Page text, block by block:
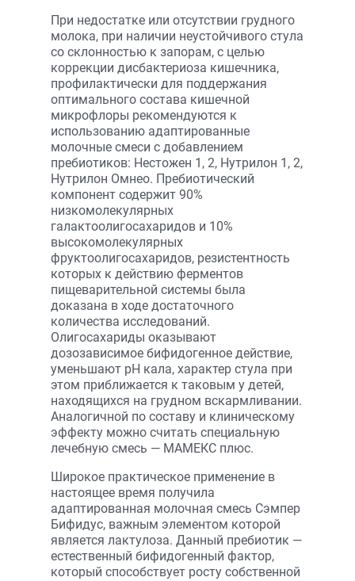
При недостатке или отсутствии грудного
молока, при наличии неустойчивого стула
со склонностью к запорам, с целью
коррекции дисбактериоза кишечника,
профилактически для поддержания
оптимального состава кишечной
микрофлоры рекомендуются к
использованию адаптированные
молочные смеси с добавлением
пребиотиков: Нестожен 1, 2, Нутрилон 1, 2,
Нутрилон Омнео. Пребиотический
компонент содержит 90%
низкомолекулярных
галактоолигосахаридов и 10%
высокомолекулярных
фруктоолигосахаридов, резистентность
которых к действию ферментов
пищеварительной системы была
доказана в ходе достаточного
количества исследований.
Олигосахариды оказывают
дозозависимое бифидогенное действие,
уменьшают рН кала, характер стула при
этом приближается к таковым у детей,
находящихся на грудном вскармливании.
Аналогичной по составу и клиническому
эффекту можно считать специальную
лечебную смесь — МАМЕКС плюс.
Широкое практическое применение в
настоящее время получила
адаптированная молочная смесь Сэмпер
Бифидус, важным элементом которой
является лактулоза. Данный пребиотик —
естественный бифидогенный фактор,
который способствует росту собственной